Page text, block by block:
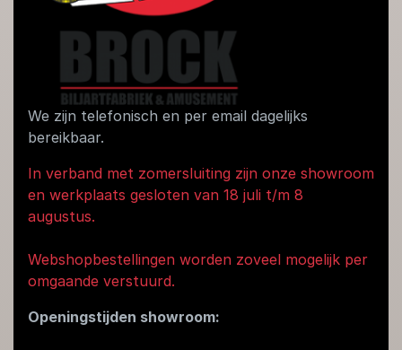
We zijn telefonisch en per email dagelijks
bereikbaar.
In verband met zomersluiting zijn onze showroom
en werkplaats gesloten van 18 juli t/m 8
augustus.
Webshopbestellingen worden zoveel mogelijk per
omgaande verstuurd.
Openingstijden showroom: